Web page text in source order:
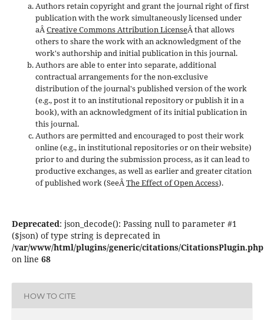
Authors retain copyright and grant the journal right of first
publication with the work simultaneously licensed under
aÂCreative Commons Attribution LicenseÂ that allows
others to share the work with an acknowledgment of the
work's authorship and initial publication in this journal.
Authors are able to enter into separate, additional
contractual arrangements for the non-exclusive
distribution of the journal's published version of the work
(e.g., post it to an institutional repository or publish it in a
book), with an acknowledgment of its initial publication in
this journal.
Authors are permitted and encouraged to post their work
online (e.g., in institutional repositories or on their website)
prior to and during the submission process, as it can lead to
productive exchanges, as well as earlier and greater citation
of published work (SeeÂThe Effect of Open Access).
Deprecated: json_decode(): Passing null to parameter #1
($json) of type string is deprecated in
/var/www/html/plugins/generic/citations/CitationsPlugin.php
on line 68
HOW TO CITE